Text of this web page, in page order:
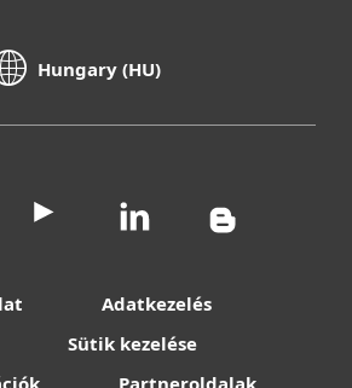
Hungary (HU)
Adatkezelés
Sütik kezelése
Partneroldalak